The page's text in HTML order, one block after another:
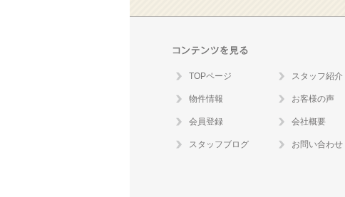
TOPページ スタッフ紹介
物件情報 お客様の声
会員登録 会社概要
スタッフブログ お問い合わせ